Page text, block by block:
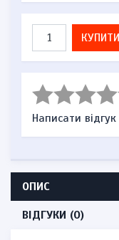
КУПИТИ
Написати відгук
ОПИС
ВІДГУКИ (0)